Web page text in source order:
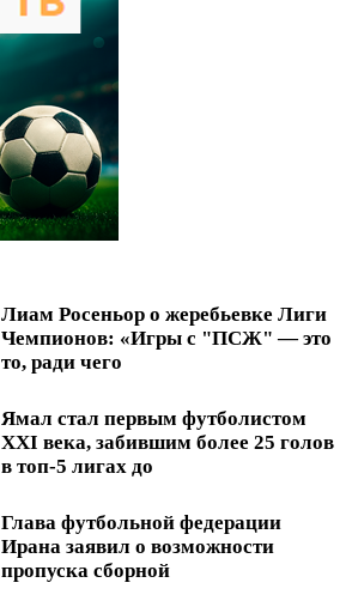
Лиам Росеньор о жеребьевке Лиги
Чемпионов: «Игры с "ПСЖ" — это
то, ради чего
Ямал стал первым футболистом
XXI века, забившим более 25 голов
в топ-5 лигах до
Глава футбольной федерации
Ирана заявил о возможности
пропуска сборной